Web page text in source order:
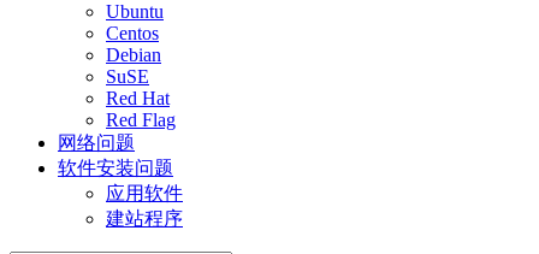
Ubuntu
Centos
Debian
SuSE
Red Hat
Red Flag
网络问题
软件安装问题
应用软件
建站程序